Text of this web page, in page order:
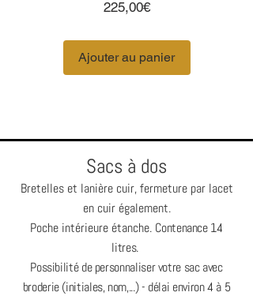
225,00€Prix
Ajouter au panier
Sacs à dos
Bretelles et lanière cuir, fermeture par lacet
en cuir également.
Poche intérieure étanche. Contenance 14
litres.
Possibilité de personnaliser votre sac avec
broderie (initiales, nom,...) - délai environ 4 à 5